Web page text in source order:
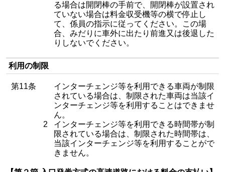
る場合は開閉棒の手前で、開閉棒が設置され
ていない場合は料金収受機等の横で停止し
て、係員の指示に従ってください。この場
合、みだりに車外に出たり前進又は後退した
りしないでください。
利用の制限
第11条
インターチェンジ等を利用できる車両が制限
されている場合は、制限された車両は当該イ
ンターチェンジ等を利用することはできませ
ん。
2 インターチェンジ等を利用できる時間帯が制
限されている場合は、制限された時間帯は、
当該インターチェンジ等を利用することがで
きません。